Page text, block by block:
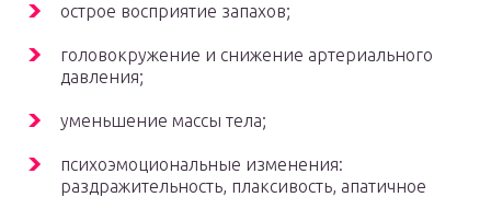
острое восприятие запахов;
головокружение и снижение артериального
давления;
уменьшение массы тела;
психоэмоциональные изменения:
раздражительность, плаксивость, апатичное